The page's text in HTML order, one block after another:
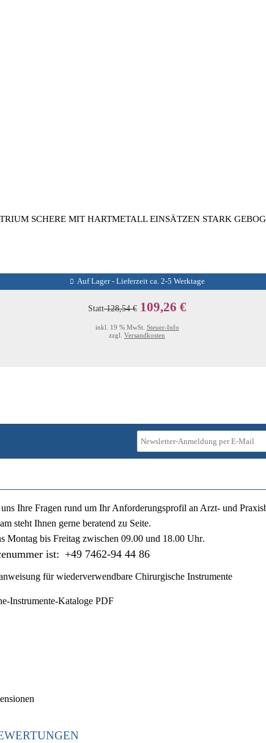
SCHERE MIT HARTMETALL EINSÄTZEN STARK
Auf Lager - Lieferzeit ca. 2-5 Werktage
Statt128,54 € 109,26 €
inkl. 19 % MwSt. Steuer-Info
zzgl. Versandkosten
Ihre Fragen rund um Ihr Anforderungsprofil an Arzt- und
steht Ihnen gerne beratend zu Seite.
Montag bis Freitag zwischen 09.00 und 18.00 Uhr.
ist: +49 7462-94 44 86
für wiederverwendbare Chirurgische Instrumente
Instrumente-Kataloge PDF